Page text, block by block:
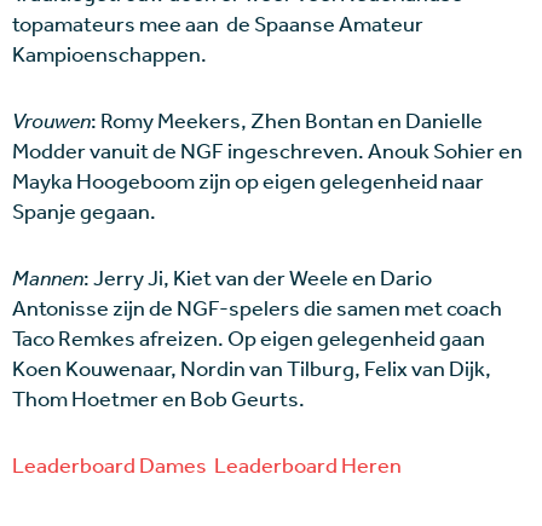
topamateurs mee aan de Spaanse Amateur
Kampioenschappen.
Vrouwen: Romy Meekers, Zhen Bontan en Danielle
Modder vanuit de NGF ingeschreven. Anouk Sohier en
Mayka Hoogeboom zijn op eigen gelegenheid naar
Spanje gegaan.
Mannen: Jerry Ji, Kiet van der Weele en Dario
Antonisse zijn de NGF-spelers die samen met coach
Taco Remkes afreizen. Op eigen gelegenheid gaan
Koen Kouwenaar, Nordin van Tilburg, Felix van Dijk,
Thom Hoetmer en Bob Geurts.
Leaderboard Dames Leaderboard Heren